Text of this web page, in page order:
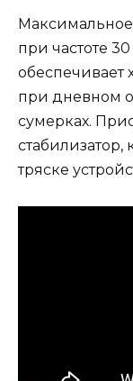
при частоте
обеспечивает
при дневном
сумерках.
тряске